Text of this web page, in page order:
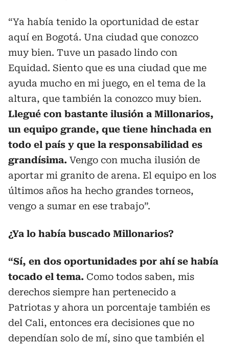
“Ya había tenido la oportunidad de estar
aquí en Bogotá. Una ciudad que conozco
muy bien. Tuve un pasado lindo con
Equidad. Siento que es una ciudad que me
ayuda mucho en mi juego, en el tema de la
altura, que también la conozco muy bien.
Llegué con bastante ilusión a Millonarios,
un equipo grande, que tiene hinchada en
todo el país y que la responsabilidad es
grandísima. Vengo con mucha ilusión de
aportar mi granito de arena. El equipo en los
últimos años ha hecho grandes torneos,
vengo a sumar en ese trabajo”.
¿Ya lo había buscado Millonarios?
“Sí, en dos oportunidades por ahí se había
tocado el tema. Como todos saben, mis
derechos siempre han pertenecido a
Patriotas y ahora un porcentaje también es
del Cali, entonces era decisiones que no
dependían solo de mí, sino que también el